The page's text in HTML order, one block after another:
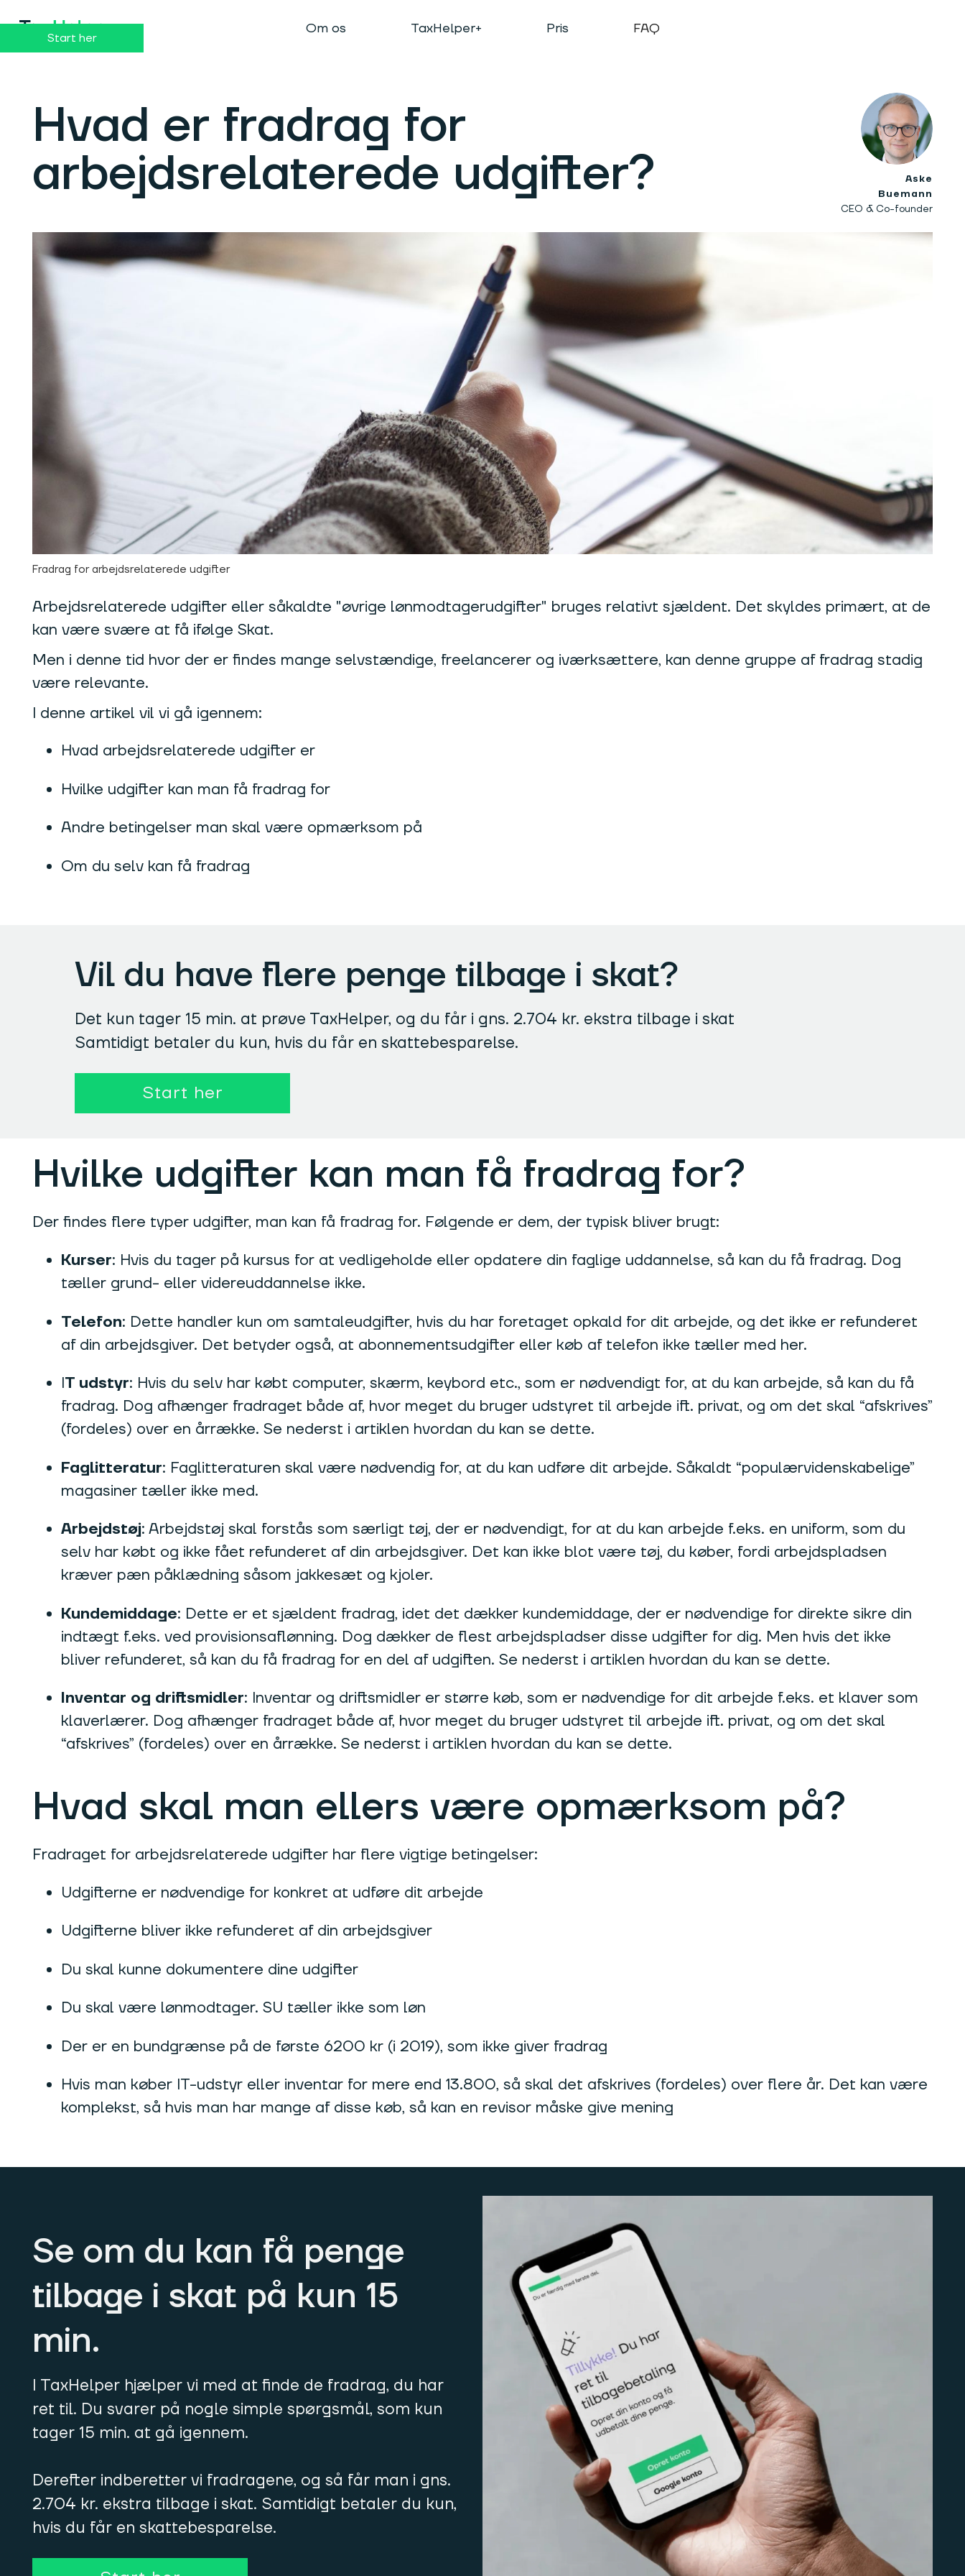
Start her
Om os TaxHelper+ Pris FAQ
Hvad er fradrag for
arbejdsrelaterede udgifter?
Aske
Buemann
CEO & Co-founder
Fradrag for arbejdsrelaterede udgifter
Arbejdsrelaterede udgifter eller såkaldte "øvrige lønmodtagerudgifter" bruges relativt sjældent. Det skyldes primært, at de
kan være svære at få ifølge Skat.
Men i denne tid hvor der er findes mange selvstændige, freelancerer og iværksættere, kan denne gruppe af fradrag stadig
være relevante.
I denne artikel vil vi gå igennem:
Hvad arbejdsrelaterede udgifter er
Hvilke udgifter kan man få fradrag for
Andre betingelser man skal være opmærksom på
Om du selv kan få fradrag
Vil du have flere penge tilbage i skat?
Det kun tager 15 min. at prøve TaxHelper, og du får i gns. 2.704 kr. ekstra tilbage i skat
Samtidigt betaler du kun, hvis du får en skattebesparelse.
Start her
Hvilke udgifter kan man få fradrag for?
Der findes flere typer udgifter, man kan få fradrag for. Følgende er dem, der typisk bliver brugt:
Kurser: Hvis du tager på kursus for at vedligeholde eller opdatere din faglige uddannelse, så kan du få fradrag. Dog
tæller grund- eller videreuddannelse ikke.
Telefon: Dette handler kun om samtaleudgifter, hvis du har foretaget opkald for dit arbejde, og det ikke er refunderet
af din arbejdsgiver. Det betyder også, at abonnementsudgifter eller køb af telefon ikke tæller med her.
IT udstyr: Hvis du selv har købt computer, skærm, keybord etc., som er nødvendigt for, at du kan arbejde, så kan du få
fradrag. Dog afhænger fradraget både af, hvor meget du bruger udstyret til arbejde ift. privat, og om det skal “afskrives”
(fordeles) over en årrække. Se nederst i artiklen hvordan du kan se dette.
Faglitteratur: Faglitteraturen skal være nødvendig for, at du kan udføre dit arbejde. Såkaldt “populærvidenskabelige”
magasiner tæller ikke med.
Arbejdstøj: Arbejdstøj skal forstås som særligt tøj, der er nødvendigt, for at du kan arbejde f.eks. en uniform, som du
selv har købt og ikke fået refunderet af din arbejdsgiver. Det kan ikke blot være tøj, du køber, fordi arbejdspladsen
kræver pæn påklædning såsom jakkesæt og kjoler.
Kundemiddage: Dette er et sjældent fradrag, idet det dækker kundemiddage, der er nødvendige for direkte sikre din
indtægt f.eks. ved provisionsaflønning. Dog dækker de flest arbejdspladser disse udgifter for dig. Men hvis det ikke
bliver refunderet, så kan du få fradrag for en del af udgiften. Se nederst i artiklen hvordan du kan se dette.
Inventar og driftsmidler: Inventar og driftsmidler er større køb, som er nødvendige for dit arbejde f.eks. et klaver som
klaverlærer. Dog afhænger fradraget både af, hvor meget du bruger udstyret til arbejde ift. privat, og om det skal
“afskrives” (fordeles) over en årrække. Se nederst i artiklen hvordan du kan se dette.
Hvad skal man ellers være opmærksom på?
Fradraget for arbejdsrelaterede udgifter har flere vigtige betingelser:
Udgifterne er nødvendige for konkret at udføre dit arbejde
Udgifterne bliver ikke refunderet af din arbejdsgiver
Du skal kunne dokumentere dine udgifter
Du skal være lønmodtager. SU tæller ikke som løn
Der er en bundgrænse på de første 6200 kr (i 2019), som ikke giver fradrag
Hvis man køber IT-udstyr eller inventar for mere end 13.800, så skal det afskrives (fordeles) over flere år. Det kan være
komplekst, så hvis man har mange af disse køb, så kan en revisor måske give mening
Se om du kan få penge
tilbage i skat på kun 15
min.
I TaxHelper hjælper vi med at finde de fradrag, du har
ret til. Du svarer på nogle simple spørgsmål, som kun
tager 15 min. at gå igennem.
Derefter indberetter vi fradragene, og så får man i gns.
2.704 kr. ekstra tilbage i skat. Samtidigt betaler du kun,
hvis du får en skattebesparelse.